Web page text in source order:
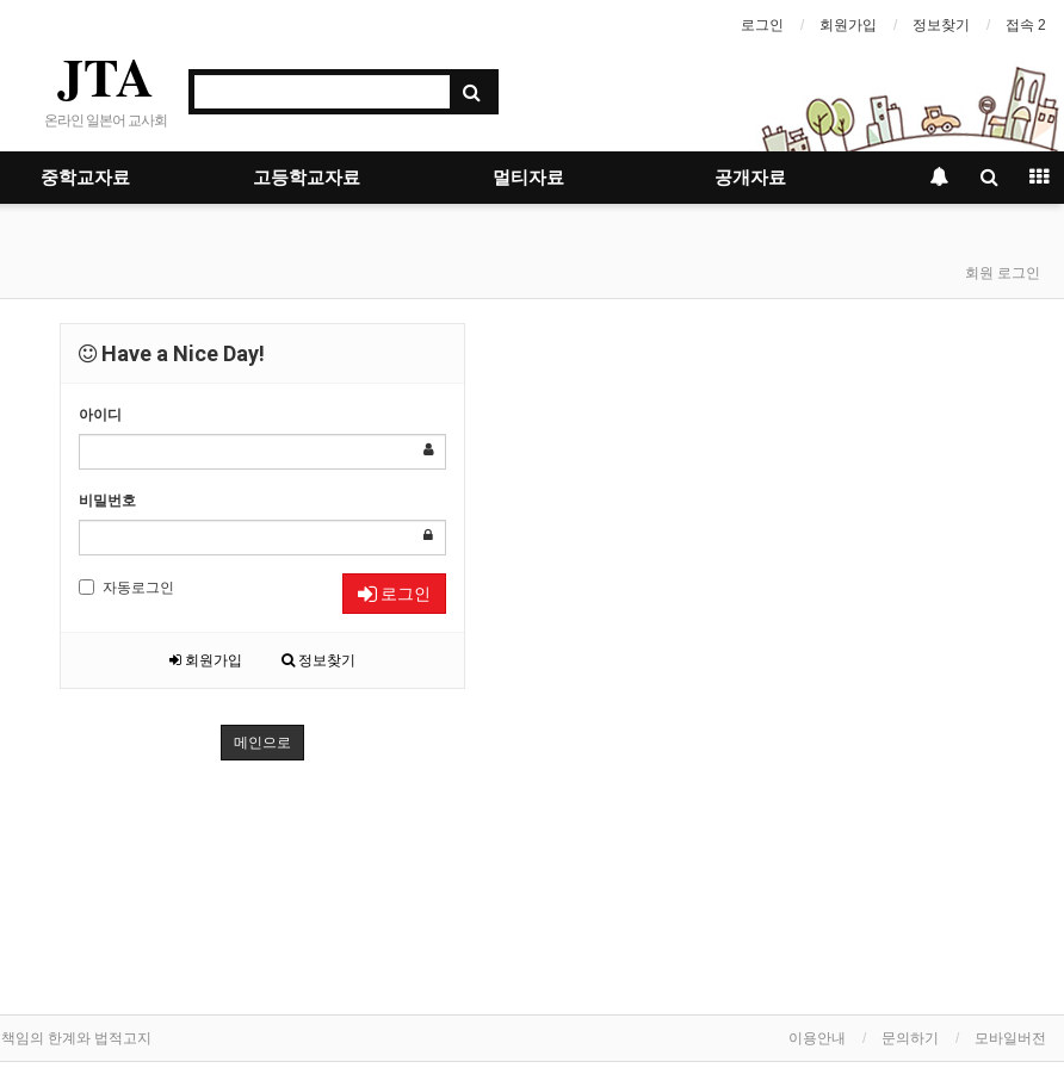
로그인 회원가입 정보찾기 접속 2
JTA
온라인 일본어 교사회
중학교자료 고등학교자료 멀티자료 공개자료
회원 로그인
Have a Nice Day!
아이디
비밀번호
자동로그인 로그인
회원가입 정보찾기
메인으로
책임의 한계와 법적고지 이용안내 문의하기 모바일버전